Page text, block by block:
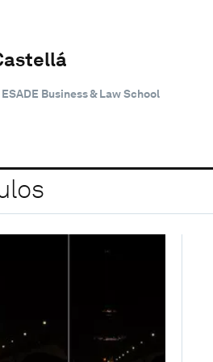
Business & Law School